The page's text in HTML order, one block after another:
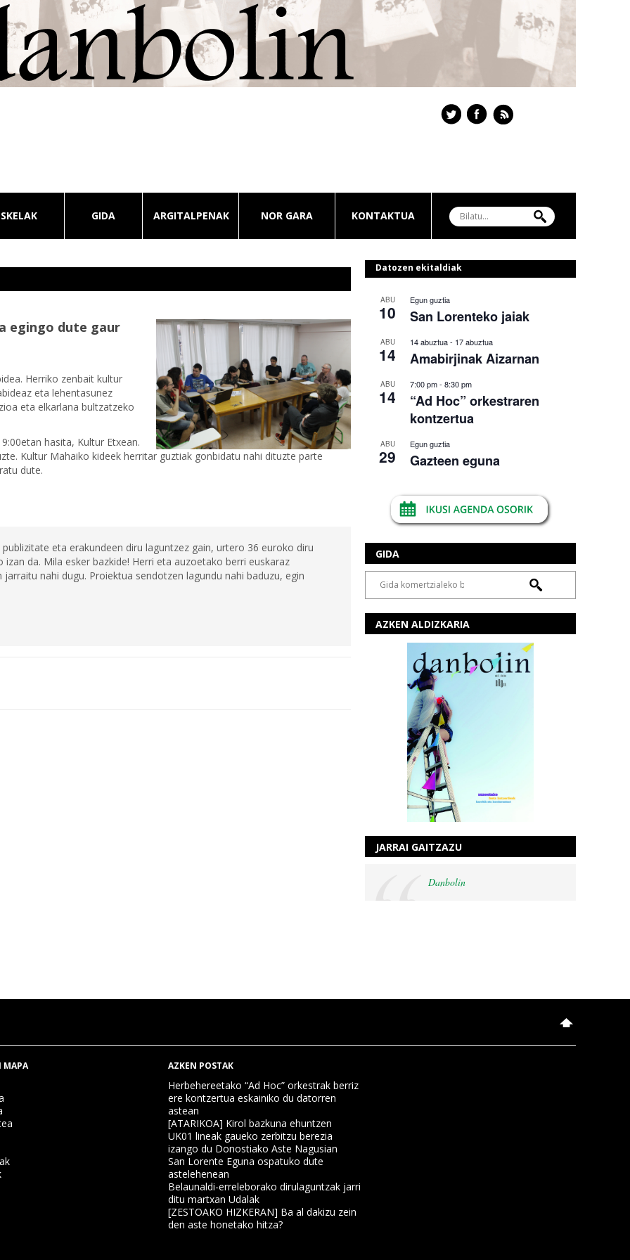
GIDA ARGITALPENAK NOR GARA KONTAKTUA
egingo dute gaur
Herriko zenbait kultur
eta lehentasunez
eta elkarlana bultzatzeko
hasita, Kultur Etxean.
Kultur Mahaiko kideek herritar guztiak gonbidatu nahi dituzte parte
dute.
eta erakundeen diru laguntzez gain, urtero 36 euroko diru
da. Mila esker bazkide! Herri eta auzoetako berri euskaraz
nahi dugu. Proiektua sendotzen lagundu nahi baduzu, egin
Datozen ekitaldiak
ABU
10
Egun guztia
San Lorenteko jaiak
ABU
14
14 abuztua- 17 abuztua
Amabirjinak Aizarnan
ABU
14
7:00 pm- 8:30 pm
“Ad Hoc” orkestraren
kontzertua
ABU
29
Egun guztia
Gazteen eguna
GIDA
AZKEN ALDIZKARIA
JARRAI GAITZAZU
Danbolin
MAPA AZKEN POSTAK
Herbehereetako “Ad Hoc” orkestrak berriz
ere kontzertua eskainiko du datorren
astean
[ATARIKOA] Kirol bazkuna ehuntzen
UK01 lineak gaueko zerbitzu berezia
izango du Donostiako Aste Nagusian
San Lorente Eguna ospatuko dute
astelehenean
Belaunaldi-erreleborako dirulaguntzak jarri
ditu martxan Udalak
[ZESTOAKO HIZKERAN] Ba al dakizu zein
den aste honetako hitza?